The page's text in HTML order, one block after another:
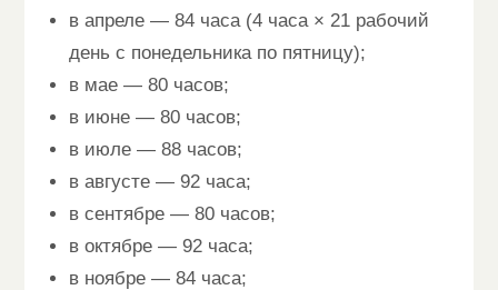
в апреле — 84 часа (4 часа × 21 рабочий
день с понедельника по пятницу);
в мае — 80 часов;
в июне — 80 часов;
в июле — 88 часов;
в августе — 92 часа;
в сентябре — 80 часов;
в октябре — 92 часа;
в ноябре — 84 часа;